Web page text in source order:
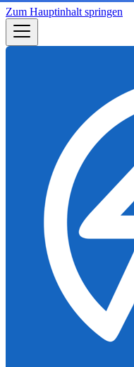
Zum Hauptinhalt springen